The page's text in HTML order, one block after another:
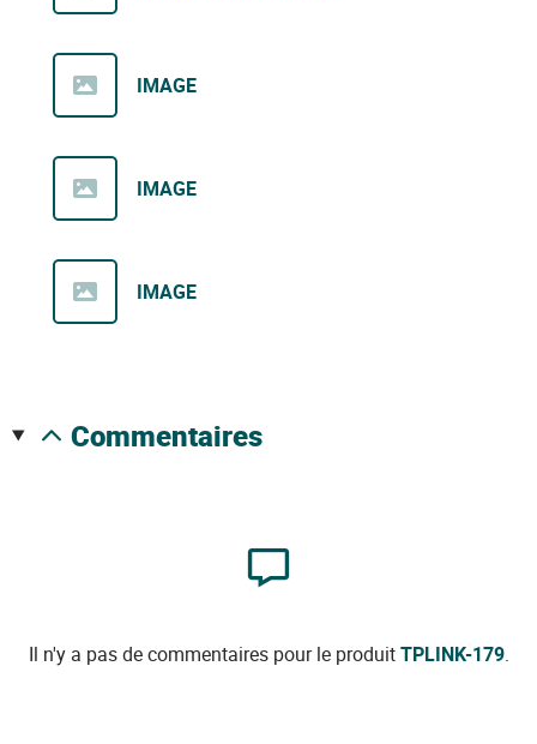
IMAGE
IMAGE
IMAGE
commentaires
Il n'y a pas de commentaires pour le produitTPLINK-179.